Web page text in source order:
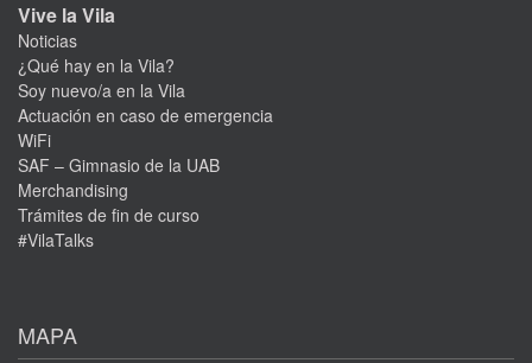
Vive la Vila
Noticias
¿Qué hay en la Vila?
Soy nuevo/a en la Vila
Actuación en caso de emergencia
WiFi
SAF – Gimnasio de la UAB
Merchandising
Trámites de fin de curso
#VilaTalks
MAPA